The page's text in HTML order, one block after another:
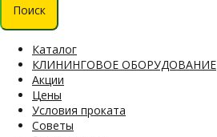
Поиск
Каталог
КЛИНИНГОВОЕ ОБОРУДОВАНИЕ
Акции
Цены
Условия проката
Советы